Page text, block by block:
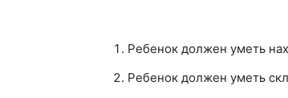
Ребенок должен уметь
Ребенок должен уметь